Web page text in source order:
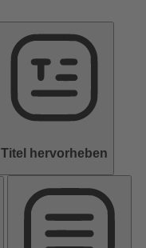
Titel hervorheben